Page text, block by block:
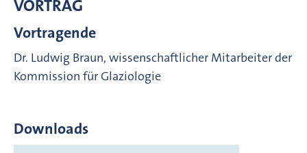
VORTRAG
Vortragende
Dr. Ludwig Braun, wissenschaftlicher Mitarbeiter der
Kommission für Glaziologie
Downloads